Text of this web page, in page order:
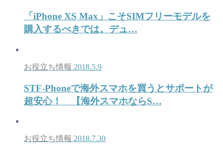
「iPhone XS Max」こそSIMフリーモデルを
購入するべきでは。デュ…
お役立ち情報 2018.5.9
STF-Phoneで海外スマホを買うとサポートが
超安心！ 【海外スマホならS…
お役立ち情報 2018.7.30